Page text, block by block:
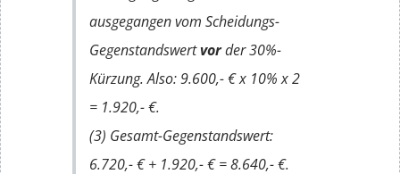
ausgegangen vom Scheidungs-
Gegenstandswertvorder 30%-
Kürzung. Also: 9.600,- € x 10% x 2
= 1.920,- €.
(3) Gesamt-Gegenstandswert:
6.720,- € + 1.920,- € = 8.640,- €.